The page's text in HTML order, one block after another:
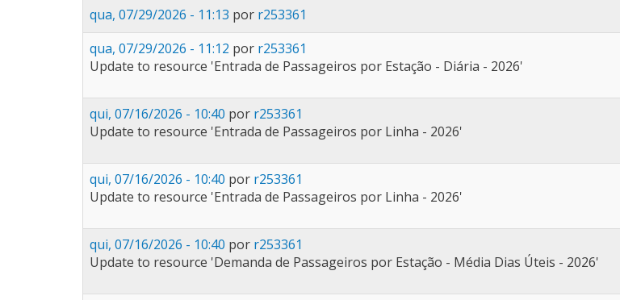
qua, 07/29/2026 - 11:13 por r253361
qua, 07/29/2026 - 11:12 por r253361
Update to resource 'Entrada de Passageiros por Estação - Diária - 2026'
qui, 07/16/2026 - 10:40 por r253361
Update to resource 'Entrada de Passageiros por Linha - 2026'
qui, 07/16/2026 - 10:40 por r253361
Update to resource 'Entrada de Passageiros por Linha - 2026'
qui, 07/16/2026 - 10:40 por r253361
Update to resource 'Demanda de Passageiros por Estação - Média Dias Úteis - 2026'